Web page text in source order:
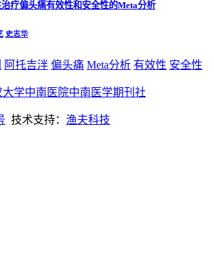
疗偏头痛有效性和安全性的Meta分析
史志华
阿托吉泮 偏头痛 Meta分析 有效性 安全性
大学中南医院中南医学期刊社
技术支持： 渔夫科技